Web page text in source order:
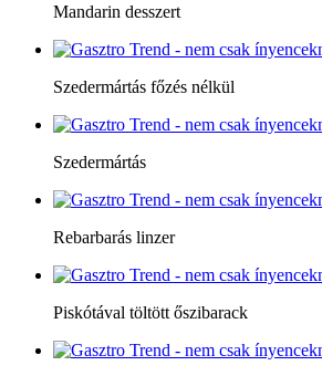
Mandarin desszert
Szedermártás főzés nélkül
Szedermártás
Rebarbarás linzer
Piskótával töltött őszibarack